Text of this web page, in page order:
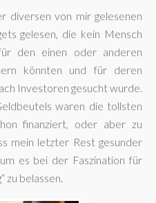
diversen von mir gelesenen
gelesen, die kein Mensch
den einen oder anderen
könnten und für deren
Investoren gesucht wurde.
waren die tollsten
finanziert, oder aber zu
mein letzter Rest gesunder
es bei der Faszination für
zu belassen.